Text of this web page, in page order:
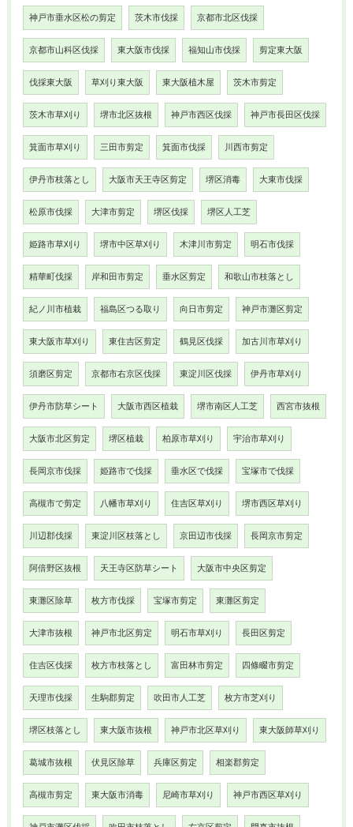
神戸市垂水区松の剪定 茨木市伐採 京都市北区伐採
京都市山科区伐採 東大阪市伐採 福知山市伐採 剪定東大阪
伐採東大阪 草刈り東大阪 東大阪植木屋 茨木市剪定
茨木市草刈り 堺市北区抜根 神戸市西区伐採 神戸市長田区伐採
箕面市草刈り 三田市剪定 箕面市伐採 川西市剪定
伊丹市枝落とし 大阪市天王寺区剪定 堺区消毒 大東市伐採
松原市伐採 大津市剪定 堺区伐採 堺区人工芝
姫路市草刈り 堺市中区草刈り 木津川市剪定 明石市伐採
精華町伐採 岸和田市剪定 垂水区剪定 和歌山市枝落とし
紀ノ川市植栽 福島区つる取り 向日市剪定 神戸市灘区剪定
東大阪市草刈り 東住吉区剪定 鶴見区伐採 加古川市草刈り
須磨区剪定 京都市右京区伐採 東淀川区伐採 伊丹市草刈り
伊丹市防草シート 大阪市西区植栽 堺市南区人工芝 西宮市抜根
大阪市北区剪定 堺区植栽 柏原市草刈り 宇治市草刈り
長岡京市伐採 姫路市で伐採 垂水区で伐採 宝塚市で伐採
高槻市で剪定 八幡市草刈り 住吉区草刈り 堺市西区草刈り
川辺郡伐採 東淀川区枝落とし 京田辺市伐採 長岡京市剪定
阿倍野区抜根 天王寺区防草シート 大阪市中央区剪定
東灘区除草 枚方市伐採 宝塚市剪定 東灘区剪定
大津市抜根 神戸市北区剪定 明石市草刈り 長田区剪定
住吉区伐採 枚方市枝落とし 富田林市剪定 四條畷市剪定
天理市伐採 生駒郡剪定 吹田市人工芝 枚方市芝刈り
堺区枝落とし 東大阪市抜根 神戸市北区草刈り 東大阪師草刈り
葛城市抜根 伏見区除草 兵庫区剪定 相楽郡剪定
高槻市剪定 東大阪市消毒 尼崎市草刈り 神戸市西区草刈り